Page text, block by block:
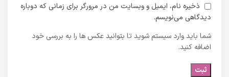
ذخیره نام، ایمیل و وبسایت من در مرورگر برای زمانی که دوباره
دیدگاهی می‌نویسم.
شما باید وارد سیستم شوید تا بتوانید عکس ها را به بررسی خود
اضافه کنید.